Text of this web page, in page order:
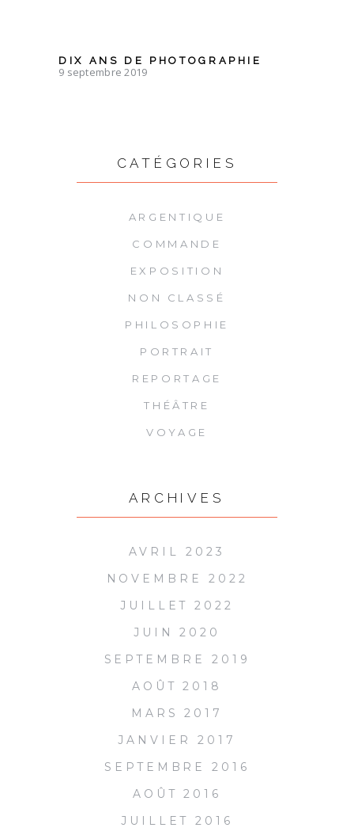
DIX ANS DE PHOTOGRAPHIE
9 septembre 2019
CATÉGORIES
ARGENTIQUE
COMMANDE
EXPOSITION
NON CLASSÉ
PHILOSOPHIE
PORTRAIT
REPORTAGE
THÉÂTRE
VOYAGE
ARCHIVES
AVRIL 2023
NOVEMBRE 2022
JUILLET 2022
JUIN 2020
SEPTEMBRE 2019
AOÛT 2018
MARS 2017
JANVIER 2017
SEPTEMBRE 2016
AOÛT 2016
JUILLET 2016